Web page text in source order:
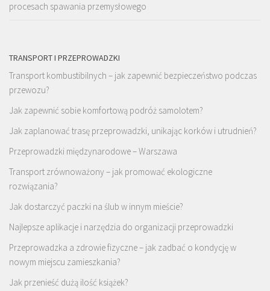
procesach spawania przemysłowego
TRANSPORT I PRZEPROWADZKI
Transport kombustibilnych – jak zapewnić bezpieczeństwo podczas
przewozu?
Jak zapewnić sobie komfortową podróż samolotem?
Jak zaplanować trasę przeprowadzki, unikając korków i utrudnień?
Przeprowadzki międzynarodowe – Warszawa
Transport zrównoważony – jak promować ekologiczne
rozwiązania?
Jak dostarczyć paczki na ślub w innym mieście?
Najlepsze aplikacje i narzędzia do organizacji przeprowadzki
Przeprowadzka a zdrowie fizyczne – jak zadbać o kondycję w
nowym miejscu zamieszkania?
Jak przenieść dużą ilość książek?